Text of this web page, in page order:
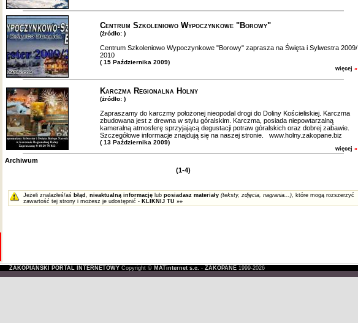
Centrum Szkoleniowo Wypoczynkowe "Borowy"
(żródło: )
Centrum Szkoleniowo Wypoczynkowe "Borowy" zaprasza na Święta i Sylwestra 2009/
2010
( 15 Października 2009)
więcej »
Karczma Regionalna Holny
(żródło: )
Zapraszamy do karczmy położonej nieopodal drogi do Doliny Kościeliskiej. Karczma
zbudowana jest z drewna w stylu góralskim. Karczma, posiada niepowtarzalną
kameralną atmosferę sprzyjającą degustacji potraw góralskich oraz dobrej zabawie.
Szczegółowe informacje znajdują się na naszej stronie. www.holny.zakopane.biz
( 13 Października 2009)
więcej »
Archiwum
(1-4)
Jeżeli znalazłeś/aś błąd , nieaktualną informacjęlub posiadasz materiały (teksty, zdjęcia, nagrania...), które mogą rozszerzyć
zawartość tej strony i możesz je udostępnić - KLIKNIJ TU »»
ZAKOPIAŃSKI PORTAL INTERNETOWYCopyright © MATinternet s.c. - ZAKOPANE1999-2026